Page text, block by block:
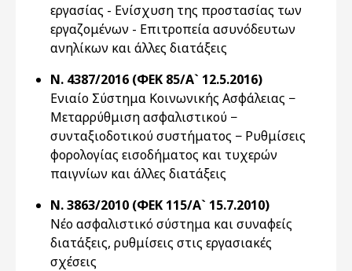
εργασίας - Ενίσχυση της προστασίας των
εργαζομένων - Επιτροπεία ασυνόδευτων
ανηλίκων και άλλες διατάξεις
Ν. 4387/2016 (ΦΕΚ 85/Α` 12.5.2016)
Ενιαίο Σύστημα Κοινωνικής Ασφάλειας −
Μεταρρύθμιση ασφαλιστικού −
συνταξιοδοτικού συστήματος − Ρυθμίσεις
φορολογίας εισοδήματος και τυχερών
παιγνίων και άλλες διατάξεις
Ν. 3863/2010 (ΦΕΚ 115/Α` 15.7.2010)
Νέο ασφαλιστικό σύστημα και συναφείς
διατάξεις, ρυθμίσεις στις εργασιακές
σχέσεις